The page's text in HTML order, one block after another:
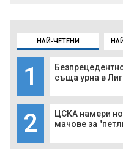
НАЙ-ЧЕТЕНИ
1
съща урна в
2
ЦСКА намери
мачове за